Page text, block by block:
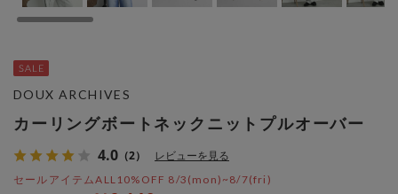
カーリングボートネックニットプルオーバー
4.0 （2） レビューを見る
セールアイテムALL10%OFF 8/3(mon)~8/7(fri)
DOUX ARCHIVES